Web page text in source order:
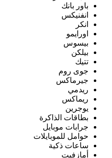
باور بانك
انفنيكس
انكر
اورايمو
بيسوس
بيلكن
تتيك
جوى روم
جيرماكس
ريدمي
ريماكس
يوجرين
بطاقات الذاكرة
جرابات موبايل
حوامل للموبايلات
ساعات ذكية
أمازفيت